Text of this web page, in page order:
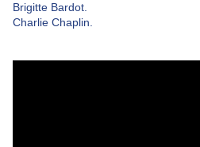
Brigitte Bardot.
Charlie Chaplin.